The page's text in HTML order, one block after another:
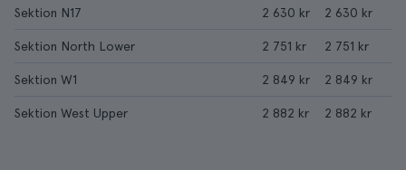
Sektion N17 2 630 kr 2 630 kr
Sektion North Lower 2 751 kr 2 751 kr
Sektion W1 2 849 kr 2 849 kr
Sektion West Upper 2 882 kr 2 882 kr